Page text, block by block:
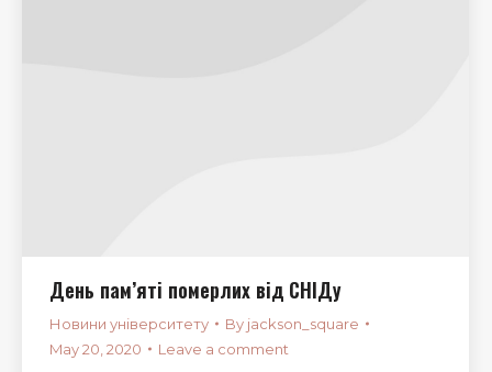
День пам’яті померлих від СНІДу
Новини університету By jackson_square
May 20, 2020
Leave a comment